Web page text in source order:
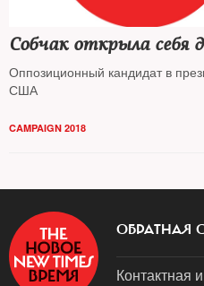
Собчак открыла себя
Оппозиционный кандидат в
США
CAMPAIGN 2018
ОБРАТНАЯ
Контактная